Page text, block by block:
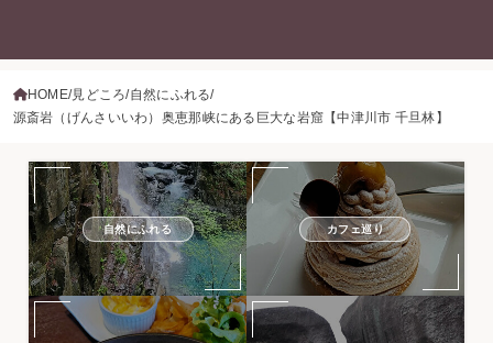
HOME 見どころ 自然にふれる
源斎岩（げんさいいわ）奥恵那峡にある巨大な岩窟【中津川市 千旦林】
自然にふれる カフェ巡り